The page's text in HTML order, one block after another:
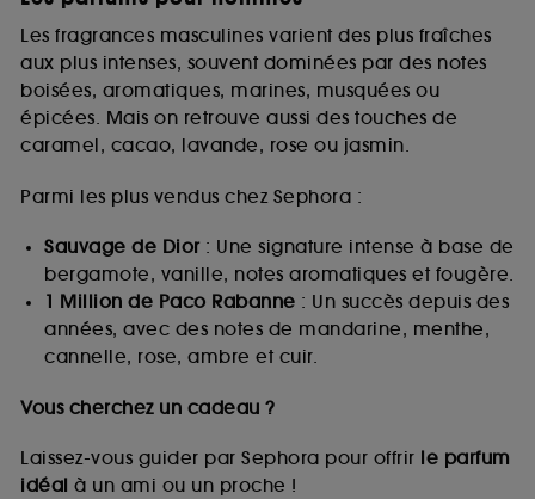
Les fragrances masculines varient des plus fraîches
aux plus intenses, souvent dominées par des notes
boisées, aromatiques, marines, musquées ou
épicées. Mais on retrouve aussi des touches de
caramel, cacao, lavande, rose ou jasmin.
Parmi les plus vendus chez Sephora :
Sauvage de Dior: Une signature intense à base de
bergamote, vanille, notes aromatiques et fougère.
1 Million de Paco Rabanne : Un succès depuis des
années, avec des notes de mandarine, menthe,
cannelle, rose, ambre et cuir.
Vous cherchez un cadeau ?
Laissez-vous guider par Sephora pour offrir le parfum
idéal à un ami ou un proche !